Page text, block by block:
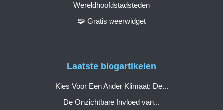
Wereldhoofdstadsteden
🧩 Gratis weerwidget
Laatste blogartikelen
Kies Voor Een Ander Klimaat: De...
De Onzichtbare Invloed van...